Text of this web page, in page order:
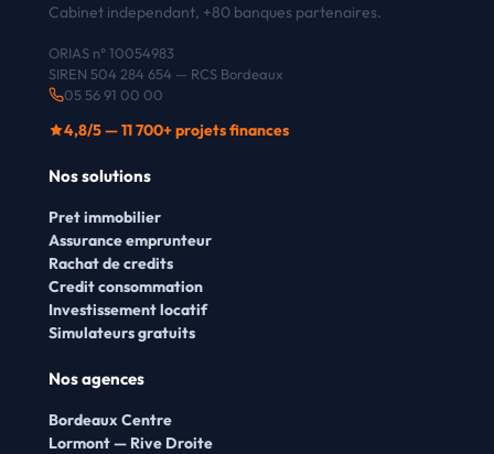
Cabinet independant, +80 banques partenaires.
ORIAS n° 10054983
SIREN 504 284 654 — RCS Bordeaux
05 56 91 00 00
4,8/5 — 11 700+ projets finances
Nos solutions
Pret immobilier
Assurance emprunteur
Rachat de credits
Credit consommation
Investissement locatif
Simulateurs gratuits
Nos agences
Bordeaux Centre
Lormont — Rive Droite